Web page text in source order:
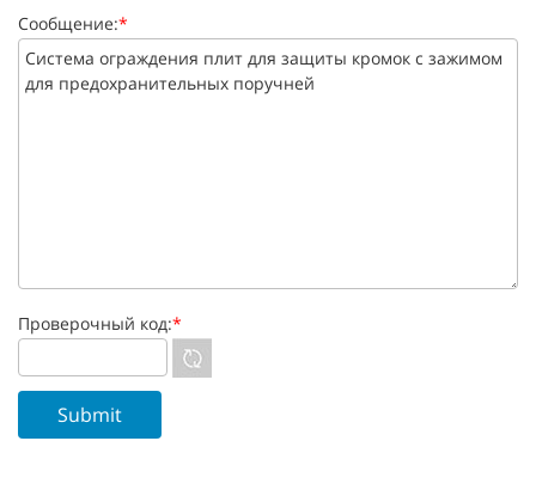
Сообщение:*
Проверочный код:*